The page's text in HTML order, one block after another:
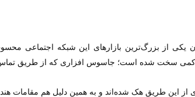
در هندوستان یکی از بزرگ‌ترین بازارهای این شبکه
و خبرنگار هندی از این طریق هک شده‌اند و به همین دلیل